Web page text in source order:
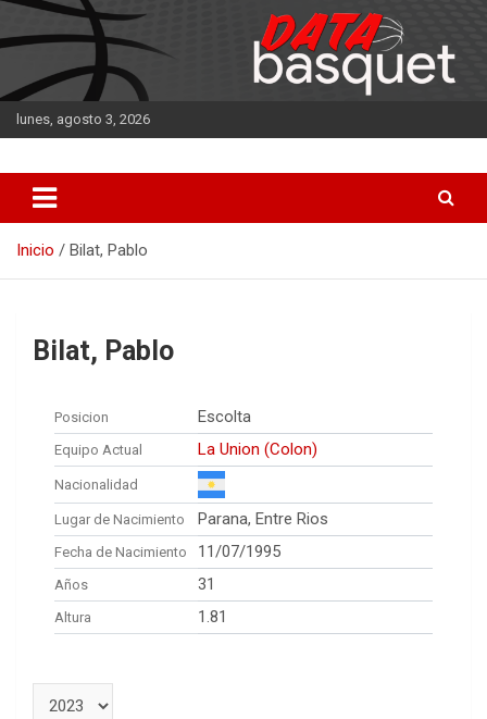
Saltar
al
contenido
lunes, agosto 3, 2026
DATA Basquet
Inicio Bilat, Pablo
Bilat, Pablo
Posicion Escolta
Equipo Actual La Union (Colon)
Nacionalidad
Lugar de Nacimiento Parana, Entre Rios
Fecha de Nacimiento 11/07/1995
Años 31
Altura 1.81